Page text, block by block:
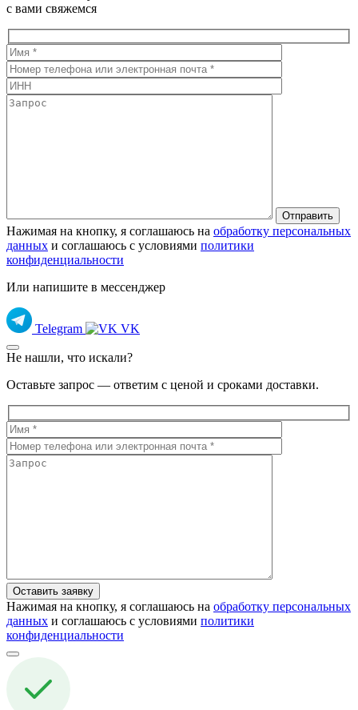
с вами свяжемся
Нажимая на кнопку, я соглашаюсь на обработку персональных
данных и соглашаюсь с условиями политики
конфиденциальности
Или напишите в мессенджер
Telegram VK
Не нашли, что искали?
Оставьте запрос — ответим с ценой и сроками доставки.
Нажимая на кнопку, я соглашаюсь на обработку персональных
данных и соглашаюсь с условиями политики
конфиденциальности